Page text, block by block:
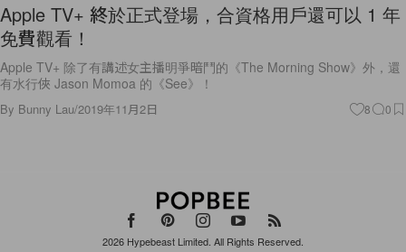
Apple TV+ 終於正式登場，合資格用戶還可以 1 年
免費觀看！
Apple TV+ 除了有講述女主播明爭暗鬥的《The Morning Show》外，還
有水行俠 Jason Momoa 的《See》！
By Bunny Lau/2019年11月2日 8 0
2026 Hypebeast Limited . All Rights Reserved.